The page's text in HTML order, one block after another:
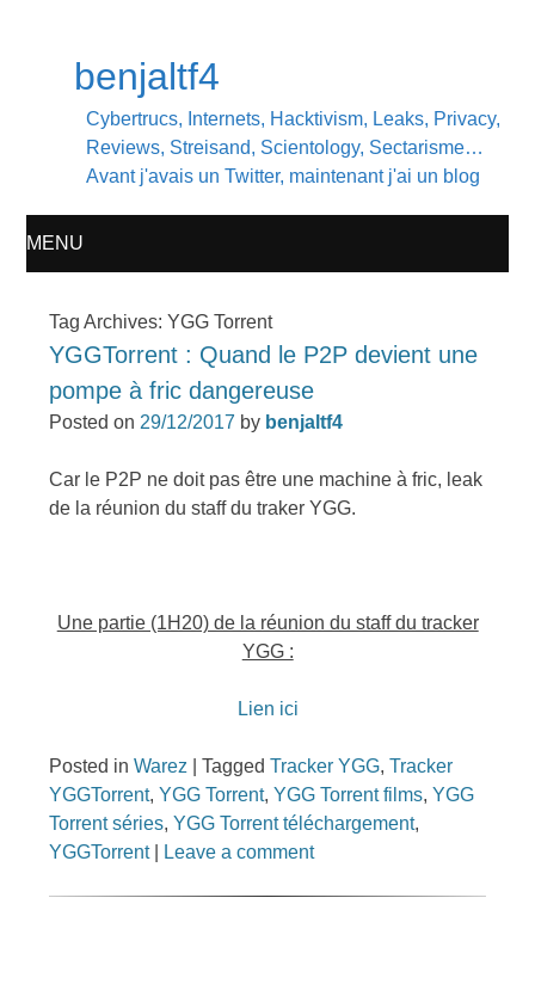
benjaltf4
Cybertrucs, Internets, Hacktivism, Leaks, Privacy,
Reviews, Streisand, Scientology, Sectarisme…
Avant j'avais un Twitter, maintenant j'ai un blog
MENU
TO
CONTENT
Tag Archives:YGG Torrent
YGGTorrent : Quand le P2P devient une
pompe à fric dangereuse
Posted on 29/12/2017 by benjaltf4
Car le P2P ne doit pas être une machine à fric, leak
de la réunion du staff du traker YGG.
Une partie (1H20) de la réunion du staff du tracker
YGG :
Lien ici
Posted inWarez |TaggedTracker YGG,Tracker
YGGTorrent,YGG Torrent,YGG Torrent films,YGG
Torrent séries,YGG Torrent téléchargement,
YGGTorrent
Leave a comment